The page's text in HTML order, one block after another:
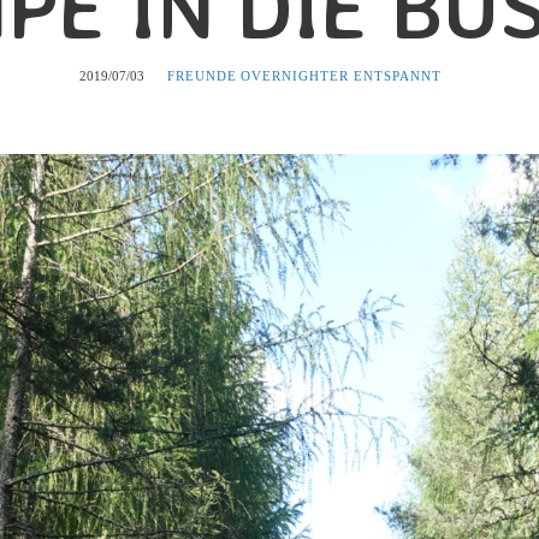
2019/07/03 FREUNDE OVERNIGHTER ENTSPANNT